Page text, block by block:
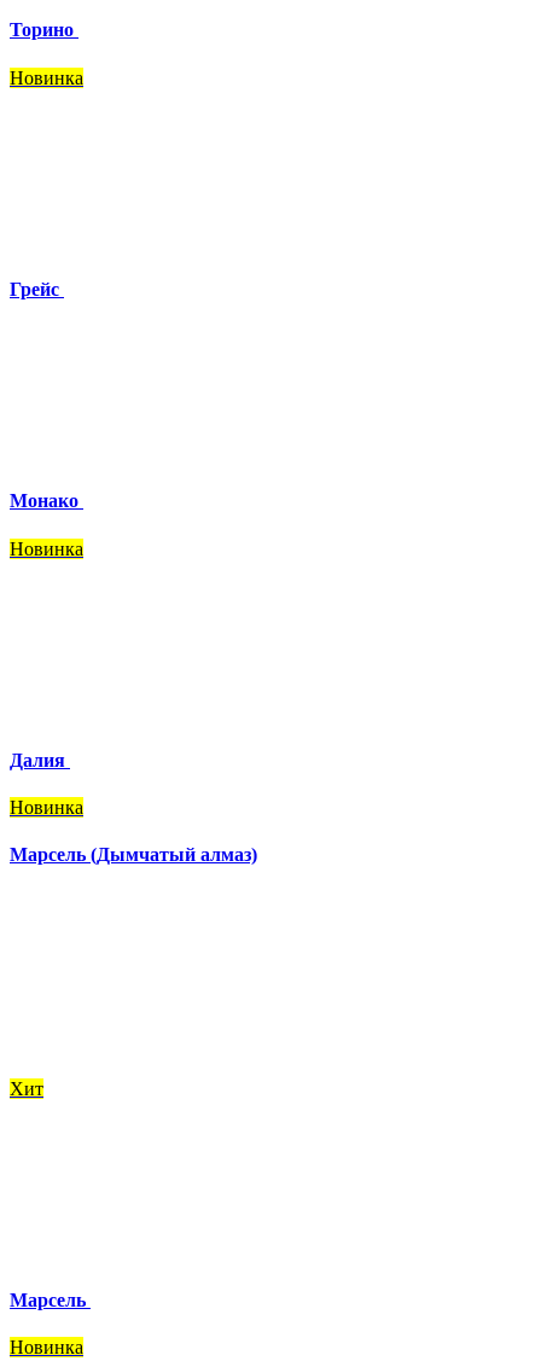
Торино
Новинка
Грейс
Монако
Новинка
Далия
Новинка
Марсель (Дымчатый алмаз)
Хит
Марсель
Новинка